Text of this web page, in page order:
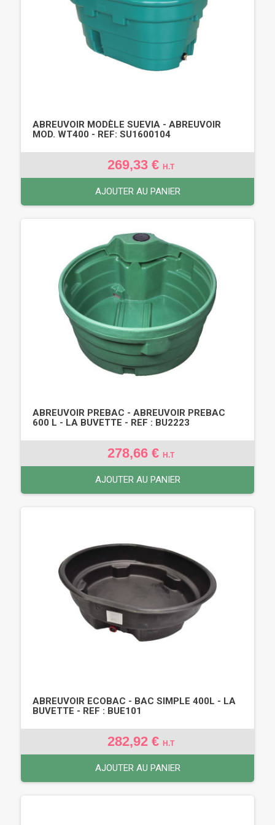
ABREUVOIR MODÈLE SUEVIA - ABREUVOIR
MOD. WT400 - REF: SU1600104
269,33 € H.T
AJOUTER AU PANIER
ABREUVOIR PREBAC - ABREUVOIR PREBAC
600 L - LA BUVETTE - REF : BU2223
278,66 € H.T
AJOUTER AU PANIER
ABREUVOIR ECOBAC - BAC SIMPLE 400L - LA
BUVETTE - REF : BUE101
282,92 € H.T
AJOUTER AU PANIER